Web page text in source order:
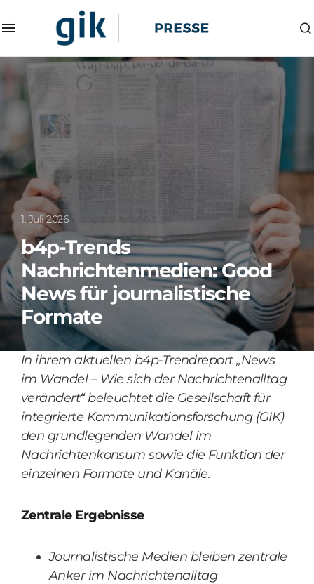
1. Juli 2026
b4p-Trends
Nachrichtenmedien: Good
News für journalistische
Formate
In ihrem aktuellen b4p-Trendreport „News
im Wandel – Wie sich der Nachrichtenalltag
verändert“ beleuchtet die Gesellschaft für
integrierte Kommunikationsforschung (GIK)
den grundlegenden Wandel im
Nachrichtenkonsum sowie die Funktion der
einzelnen Formate und Kanäle.
Zentrale Ergebnisse
Journalistische Medien bleiben zentrale
Anker im Nachrichtenalltag